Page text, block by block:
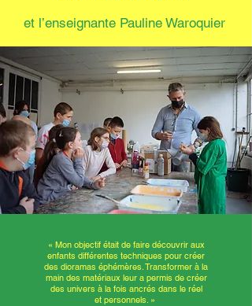
et l’enseignante Pauline Waroquier
« Mon objectif était de faire découvrir aux
enfants différentes techniques pour créer
des dioramas éphémères. Transformer à la
main des matériaux leur a permis de créer
des univers à la fois ancrés dans le réel
et personnels. »